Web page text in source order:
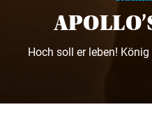
Hoch soll er leben!